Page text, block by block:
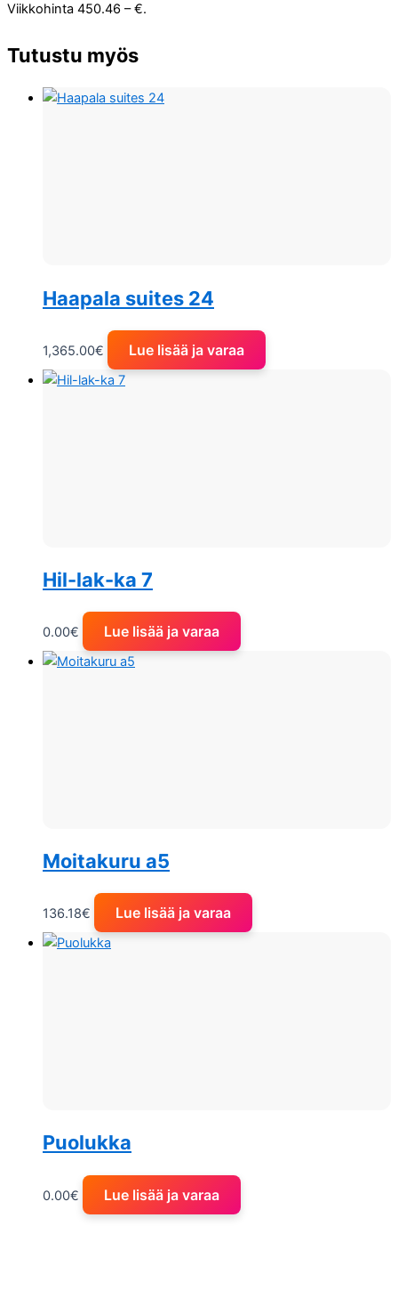
Viikkohinta 450.46 – €.
Tutustu myös
Haapala suites 24
1,365.00€ Lue lisää ja varaa
Hil-lak-ka 7
0.00€ Lue lisää ja varaa
Moitakuru a5
136.18€ Lue lisää ja varaa
Puolukka
0.00€ Lue lisää ja varaa